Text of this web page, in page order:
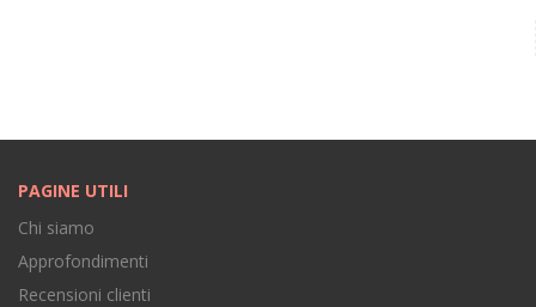
PAGINE UTILI
Chi siamo
Approfondimenti
Recensioni clienti